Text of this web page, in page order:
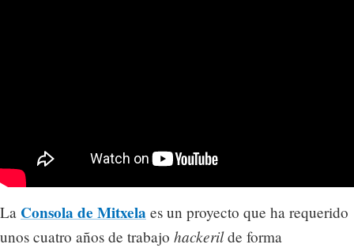
La Consola de Mitxela es un proyecto que ha requerido
unos cuatro años de trabajo hackerilde forma